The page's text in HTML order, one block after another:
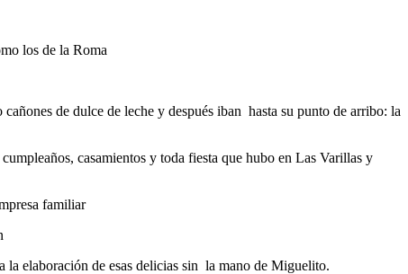
los de la Roma
de dulce de leche y después iban hasta su punto de arribo: la
casamientos y toda fiesta que hubo en Las Varillas y
familiar
la elaboración de esas delicias sin la mano de Miguelito.